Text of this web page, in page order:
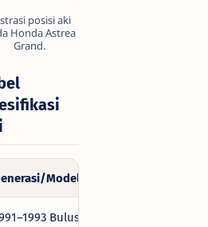
posisi aki
Honda Astrea
Grand.
Model
Bulus